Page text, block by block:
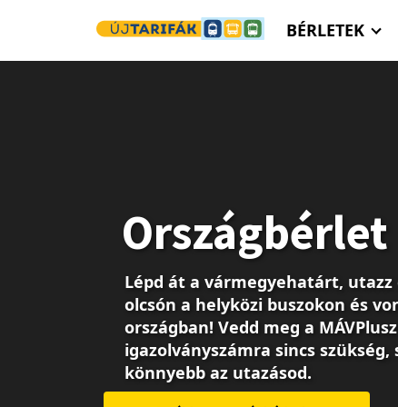
BÉRLETEK
Országbérlet
Lépd át a vármegyehatárt, utazz
olcsón a helyközi buszokon és
országban! Vedd meg a
igazolványszámra sincs
könnyebb az utazásod.